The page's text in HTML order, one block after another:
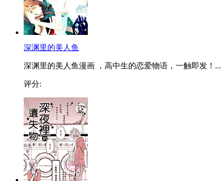
深渊里的美人鱼
深渊里的美人鱼漫画 ，高中生的恋爱物语，一触即发！...
评分: